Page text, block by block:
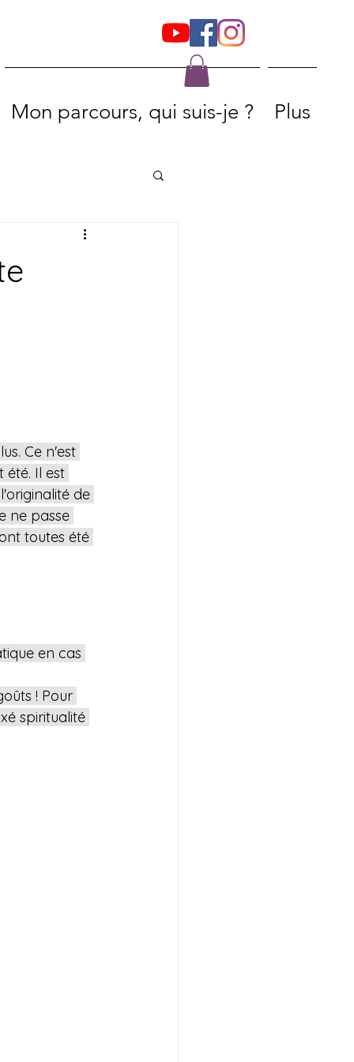
Mon parcours, qui suis-je ? Plus
Ce n'est
Il est
de
ne passe
toutes été
en cas
! Pour
spiritualité